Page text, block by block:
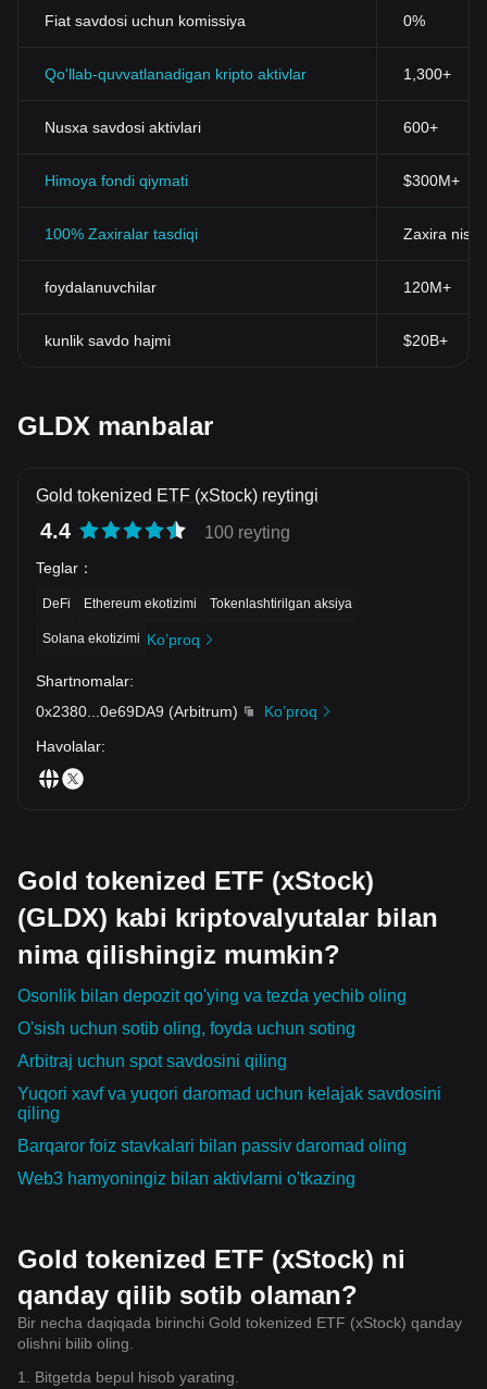
Fiat savdosi uchun komissiya 0%
Qo'llab-quvvatlanadigan kripto aktivlar 1,300+
Nusxa savdosi aktivlari 600+
Himoya fondi qiymati $300M+
100% Zaxiralar tasdiqi Zaxira
foydalanuvchilar 120M+
kunlik savdo hajmi $20B+
GLDX manbalar
Gold tokenized ETF (xStock) reytingi
4.4 100 reyting
Teglar ：
DeFi Ethereum ekotizimi Tokenlashtirilgan aksiya
Solana ekotizimi Ko’proq
Shartnomalar:
0x2380
0e69DA9 (Arbitrum)
Ko’proq
Havolalar:
Gold tokenized ETF (xStock)
(GLDX) kabi kriptovalyutalar bilan
nima qilishingiz mumkin?
Osonlik bilan depozit qo'ying va tezda yechib oling
O'sish uchun sotib oling, foyda uchun soting
Arbitraj uchun spot savdosini qiling
Yuqori xavf va yuqori daromad uchun kelajak savdosini
qiling
Barqaror foiz stavkalari bilan passiv daromad oling
Web3 hamyoningiz bilan aktivlarni o'tkazing
Gold tokenized ETF (xStock) ni
qanday qilib sotib olaman?
Bir necha daqiqada birinchi Gold tokenized ETF (xStock) qanday
olishni bilib oling.
1. Bitgetda bepul hisob yarating.